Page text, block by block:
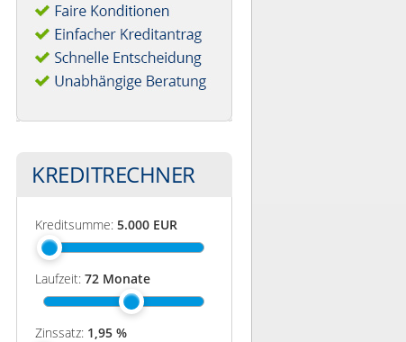
KREDITRECHNER
Kreditsumme: 5.000 EUR
Laufzeit: 72 Monate
Zinssatz: 1,95 %